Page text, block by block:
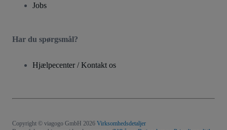
Jobs
Har du spørgsmål?
Hjælpecenter / Kontakt os
Copyright © viagogo GmbH 2026 Virksomhedsdetaljer